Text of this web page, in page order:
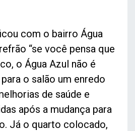
com o bairro Água
“se você pensa que
o Água Azul não é
o salão um enredo
de saúde e
após a mudança para
Já o quarto colocado,